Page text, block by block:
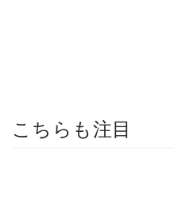
こちらも注目